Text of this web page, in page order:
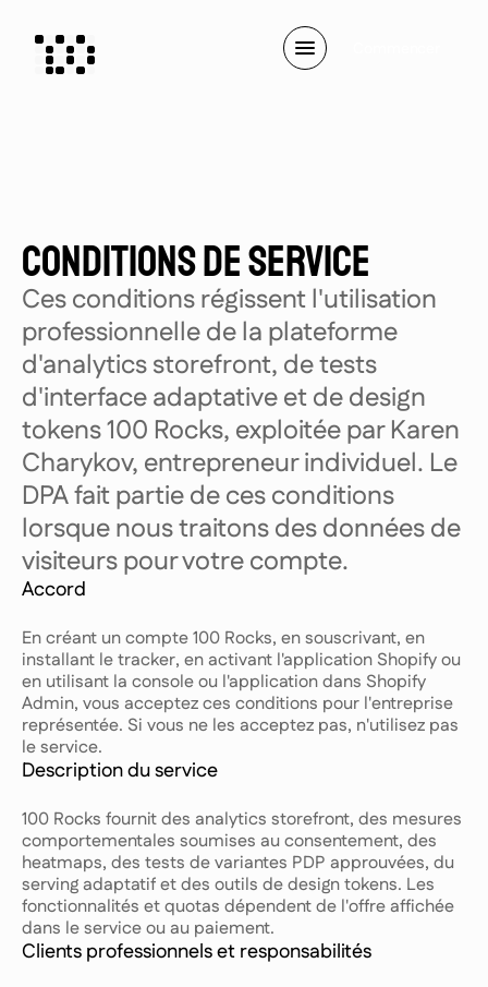
Conditions de service
Ces conditions régissent l'utilisation
professionnelle de la plateforme
d'analytics storefront, de tests
d'interface adaptative et de design
tokens 100 Rocks, exploitée par Karen
Charykov, entrepreneur individuel. Le
DPA fait partie de ces conditions
lorsque nous traitons des données de
visiteurs pour votre compte.
Accord
En créant un compte 100 Rocks, en souscrivant, en
installant le tracker, en activant l'application Shopify ou
en utilisant la console ou l'application dans Shopify
Admin, vous acceptez ces conditions pour l'entreprise
représentée. Si vous ne les acceptez pas, n'utilisez pas
le service.
Description du service
100 Rocks fournit des analytics storefront, des mesures
comportementales soumises au consentement, des
heatmaps, des tests de variantes PDP approuvées, du
serving adaptatif et des outils de design tokens. Les
fonctionnalités et quotas dépendent de l'offre affichée
dans le service ou au paiement.
Clients professionnels et responsabilités